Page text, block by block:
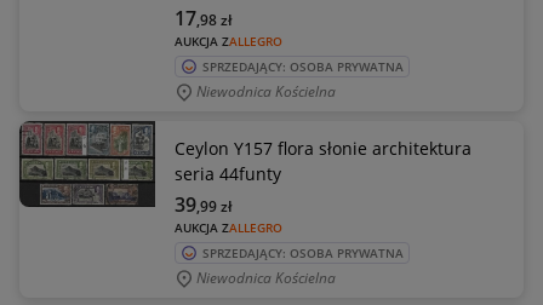
AUKCJA ZALLEGRO
17,98zł
SPRZEDAJĄCY: OSOBA PRYWATNA
Niewodnica Kościelna
Ceylon Y157 flora słonie architektura
seria 44funty
AUKCJA ZALLEGRO
39,99zł
SPRZEDAJĄCY: OSOBA PRYWATNA
Niewodnica Kościelna